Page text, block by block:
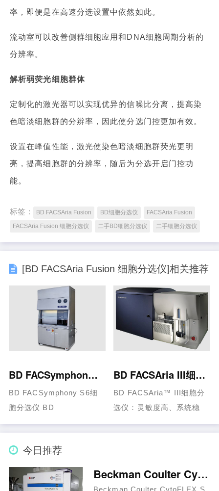
率，即便是在高速分选设置中依然如此。
流动室可以改善侧群细胞应用和DNA细胞周期分析的
分辨率。
解析弱荧光细胞群体
定制化的激光器可以实现优异的信噪比分离，提高染
色暗淡细胞群的分辨率，因此使分选门控更加有效。
设置在峰值性能，激光使染色暗淡细胞群荧光更明
亮，提高细胞群的分辨率，随后为分选开启门控功
能。
标签： BD FACSAria Fusion BD细胞分选仪
FACSAria Fusion
FACSAria Fusion 细胞分选仪
二手BD细胞分选仪 二手细胞分选仪
[BD FACSAria Fusion 细胞分选仪]相关推荐
BD FACSymphony S6细胞分选仪
BD FACSymphony S6细
胞分选仪 BD
FACSymphony™ S6系统
细胞分选仪的性能和BD
FACSy……...
BD FACSAria III细胞分选仪
BD FACSAria™ III细胞分
选仪：灵敏度高、系统稳
定、性能可靠的细胞分选解
今日推荐
Beckman Coulter CytoFLEX S 流式细胞分析仪